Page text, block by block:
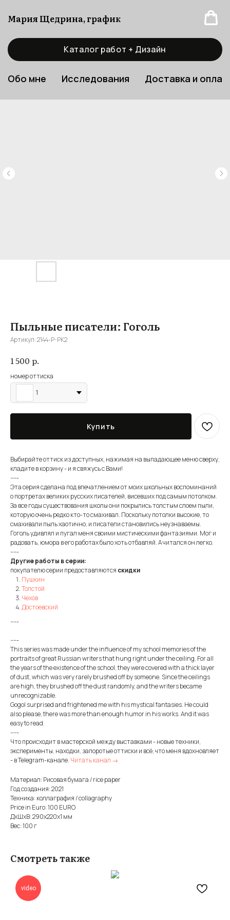
Мария Щедрина, график
Каталог работ + Дизайн
Обо мне Исследования Доставка и
Пыльные писатели: Гоголь
Артикул:2144-P-PK2
1 500 р.
номер оттиска
1
Купить
Выбирайте оттиск из доступных, нажимая на выпадающее меню сверху,
кладите в корзину - и я свяжусь с Вами!
-----
Эта серия сделана под впечатлением от моих школьных воспоминаний
о портретах великих русских писателей, висевших под самым потолком.
За все годы существования школы они покрылись толстым слоем пыли,
которую очень редко кто-то смахивал. Поскольку потолки высокие, то
смахивали пыль хаотично, и писатели становились неузнаваемы.
Гоголь удивлял и пугал меня своими мистическими фантазиями. Мог и
радовать, юмора в его работах было хоть отбавляй. А читался он легко.
-----
Другие работы в серии:
покупателю серии предоставляются скидки
Пушкин
Толстой
Чехов
Достоевский
-----
-----
This series was made under the influence of my school memories of the
portraits of great Russian writers that hung right under the ceiling. For all
the years of the existence of the school, they were covered with a thick layer
of dust, which was very rarely brushed off by someone. Since the ceilings
are high, they brushed off the dust randomly, and the writers became
unrecognizable.
Gogol surprised and frightened me with his mystical fantasies. He could
also please, there was more than enough humor in his works. And it was
easy to read.
-----
Что происходит в мастерской между выставками - новые техники,
эксперименты, находки, запоротые оттиски и всё, что меня вдохновляет
- в Telegram-канале. Читать канал →
Материал: Рисовая бумага / rice paper
Год создания: 2021
Техника: коллаграфия / collagraphy
Price in Euro: 100 EURO
ДxШxВ: 290x220x1 мм
Вес: 100 г
Смотреть также
video